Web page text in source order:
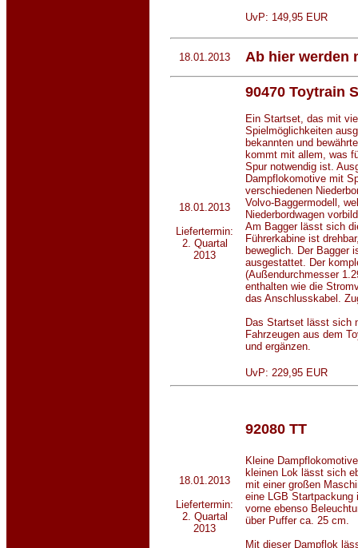
UvP: 149,95 EUR
18.01.2013 Ab hier werden
18.01.2013
Liefertermin:
2. Quartal
2013
90470 Toytrain
Ein Startset, das mit
Spielmöglichkeiten
bekannten und
kommt mit allem, was
Spur notwendig ist.
Dampflokomotive mit
verschiedenen
Volvo-Baggermodell,
Niederbordwagen
Am Bagger lässt sich
Führerkabine ist
beweglich. Der Bagger
ausgestattet. Der
(Außendurchmesser
enthalten wie die
das Anschlusskabel.
Das Startset lässt sich
Fahrzeugen aus dem
und ergänzen.
UvP: 229,95 EUR
18.01.2013
Liefertermin:
2. Quartal
2013
92080 TT
Kleine
kleinen Lok lässt sich
mit einer großen
eine LGB Startpackung
vorne ebenso
über Puffer ca. 25 cm.
Mit dieser Dampflok